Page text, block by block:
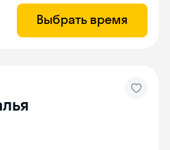
Выбрать время